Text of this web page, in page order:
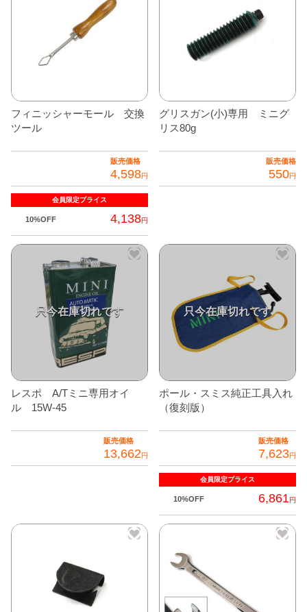
ョ
ン
は
商
ペ
ら
フィニッシャーモール 交換
ツール
販売価格
4,598円
会員限定プライス
10%OFF 4,138円
グリスガン(小)専用 ミニグ
リス80g
販売価格
550円
レスポ A/Tミニ専用オイ
ル 15W-45
販売価格
13,662円
ポール・スミス純正工具入れ
（復刻版）
販売価格
7,623円
会員限定プライス
10%OFF 6,861円